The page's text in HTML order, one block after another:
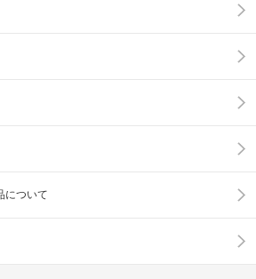
について